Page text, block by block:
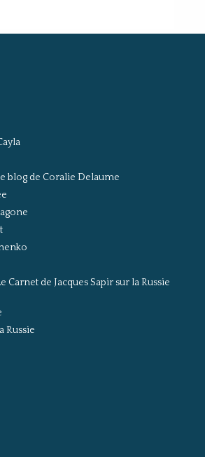
blog de Coralie Delaume
Carnet de Jacques Sapir sur la Russie
Russie